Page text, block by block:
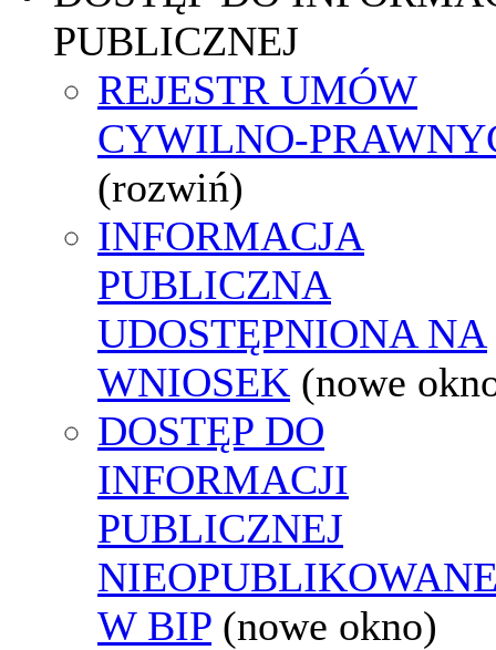
PUBLICZNEJ
REJESTR UMÓW
CYWILNO-
(rozwiń)
INFORMACJA
PUBLICZNA
UDOSTĘPNIONA NA
WNIOSEK (nowe
DOSTĘP DO
INFORMACJI
PUBLICZNEJ
W BIP (nowe okno)